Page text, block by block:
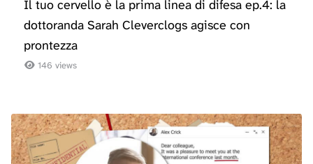
Il tuo cervello è la prima linea di difesa ep.4: la
dottoranda Sarah Cleverclogs agisce con
prontezza
146 views